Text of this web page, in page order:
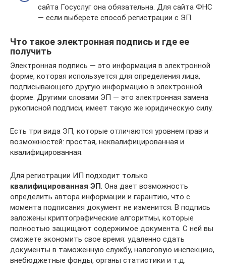
сайта Госуслуг она обязательна. Для сайта ФНС
— если выберете способ регистрации с ЭП.
Что такое электронная подпись и где ее
получить
Электронная подпись — это информация в электронной
форме, которая используется для определения лица,
подписывающего другую информацию в электронной
форме. Другими словами ЭП — это электронная замена
рукописной подписи, имеет такую же юридическую силу.
Есть три вида ЭП, которые отличаются уровнем прав и
возможностей: простая, неквалифицированная и
квалифицированная.
Для регистрации ИП подходит только
квалифицированная ЭП . Она дает возможность
определить автора информации и гарантию, что с
момента подписания документ не изменится. В подпись
заложены криптографические алгоритмы, которые
полностью защищают содержимое документа. С ней вы
сможете экономить свое время: удаленно сдать
документы в таможенную службу, налоговую инспекцию,
внебюджетные фонды, органы статистики и т.д.